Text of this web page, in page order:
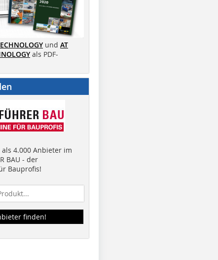
und AT
als PDF-
als 4.000 Anbieter im
BAU - der
Bauprofis!
finden!